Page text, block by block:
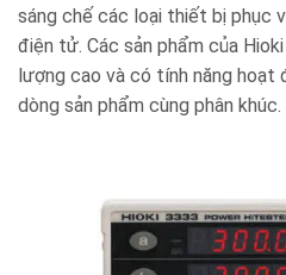
sáng chế các loại thiết bị phục
điện tử. Các sản phẩm của
lượng cao và có tính năng
dòng sản phẩm cùng phân khúc.